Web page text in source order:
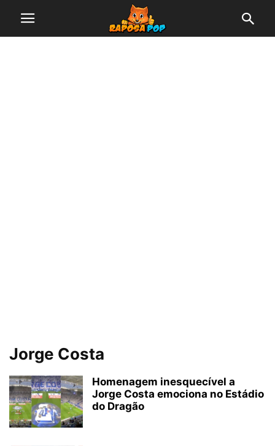
Jorge Costa
Homenagem inesquecível a
Jorge Costa emociona no Estádio
do Dragão